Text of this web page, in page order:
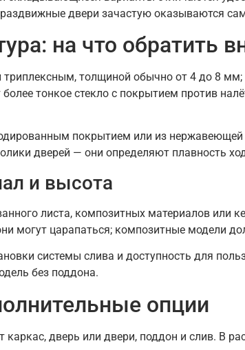
двери зачастую оказываются
на что обратить
толщиной обычно от 4 до 8
тонкое стекло с покрытием против
покрытием или из
дверей — они определяют плавность
и высота
листа, композитных материалов или
могут царапаться; композитные модели
системы слива и доступность для
без поддона.
опции
дверь или двери, поддон и слив. В